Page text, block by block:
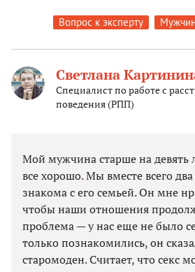
Вопрос к эксперту
Светлана
Специалист по работе с
поведения (РПП)
Мой мужчина старше на девять
все хорошо. Мы вместе всего
знакома с его семьей. Он мне
чтобы наши отношения
проблема — у нас еще не было
только познакомились, он
старомоден. Считает, что секс